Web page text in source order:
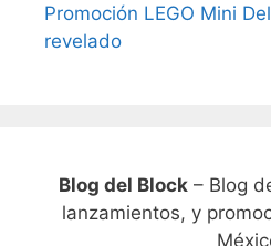
Promoción LEGO Mini
revelado
Blog del Block– Blog
lanzamientos, y